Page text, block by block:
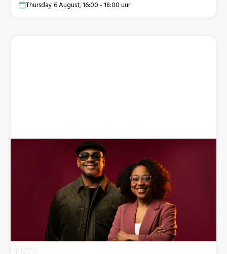
Thursday 6 August, 16:00 - 18:00 uur